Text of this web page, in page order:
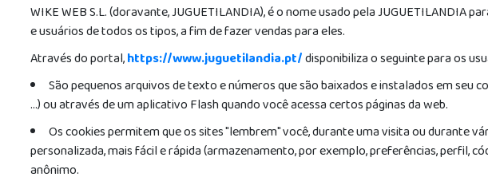
WIKE WEB S.L. (doravante, JUGUETILANDIA), é o nome usado pela
e usuários de todos os tipos, a fim de fazer vendas para eles.
Através do portal,https://www.juguetilandia.pt/disponibiliza o seguinte para os
São pequenos arquivos de texto e números que são baixados e instalados em
...) ou através de um aplicativo Flash quando você acessa certos páginas da web.
Os cookies permitem que os sites "lembrem" você, durante uma visita ou durante
personalizada, mais fácil e rápida (armazenamento, por exemplo, preferências, perfil,
anônimo.